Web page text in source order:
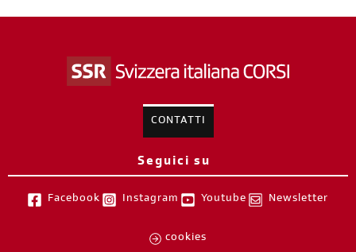
CONTATTI
Seguici su
Facebook Instagram Youtube Newsletter
cookies